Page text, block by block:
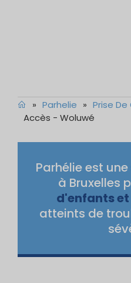
» Parhelie » Prise
Accès - Woluwé
Parhélie est
à Bruxelles
d'enfants
atteints de